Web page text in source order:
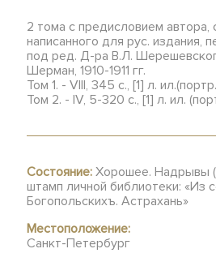
2 тома с предисловием автора,
написанного для рус. издания,
под ред. Д-ра В.Л.
Шерман, 1910-1911 гг.
Том 1. - VIII, 345 с., [1] л.
Том 2. - IV, 5-320 с., [1] л. ил.
Состояние: Хорошее. Надрывы
штамп личной библиотеки: «Из
Богопольскихъ. Астрахань»
Местоположение:
Санкт-Петербург